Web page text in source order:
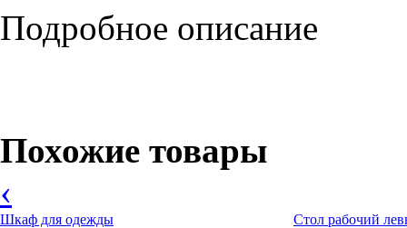
Подробное описание
Похожие товары
‹
Шкаф для одежды Стол рабочий